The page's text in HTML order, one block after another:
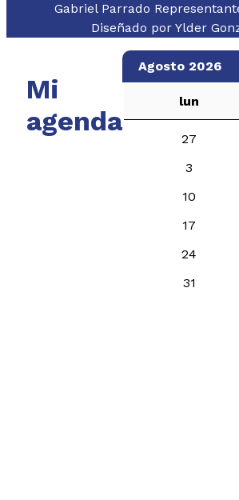
Gabriel Parrado
Diseñado por Ylder
Mi
agenda
Agosto 2026
lun
27
3
10
17
24
31